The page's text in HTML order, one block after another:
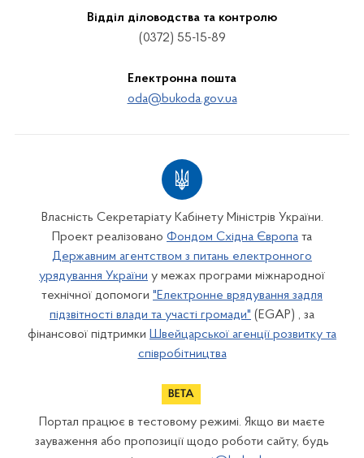
Відділ діловодства та контролю
(0372) 55-15-89
Електронна пошта
oda@bukoda.gov.ua
Власність Секретаріату Кабінету Міністрів України.
Проект реалізовано Фондом Східна Європа та
Державним агентством з питань електронного
урядування України у межах програми міжнародної
технічної допомоги "Електронне врядування задля
підзвітності влади та участі громади" (EGAP) , за
фінансової підтримки Швейцарської агенції розвитку та
співробітництва
Портал працює в тестовому режимі. Якщо ви маєте
зауваження або пропозиції щодо роботи сайту, будь